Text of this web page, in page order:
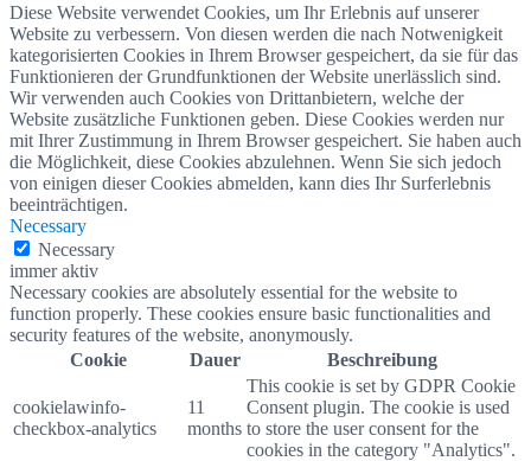
Diese Website verwendet Cookies, um Ihr Erlebnis auf unserer
Website zu verbessern. Von diesen werden die nach Notwenigkeit
kategorisierten Cookies in Ihrem Browser gespeichert, da sie für das
Funktionieren der Grundfunktionen der Website unerlässlich sind.
Wir verwenden auch Cookies von Drittanbietern, welche der
Website zusätzliche Funktionen geben. Diese Cookies werden nur
mit Ihrer Zustimmung in Ihrem Browser gespeichert. Sie haben auch
die Möglichkeit, diese Cookies abzulehnen. Wenn Sie sich jedoch
von einigen dieser Cookies abmelden, kann dies Ihr Surferlebnis
beeinträchtigen.
Necessary
Necessary
immer aktiv
Necessary cookies are absolutely essential for the website to
function properly. These cookies ensure basic functionalities and
security features of the website, anonymously.
Cookie
Dauer Beschreibung
cookielawinfo-
checkbox-analytics
11
months
This cookie is set by GDPR Cookie
Consent plugin. The cookie is used
to store the user consent for the
cookies in the category "Analytics".